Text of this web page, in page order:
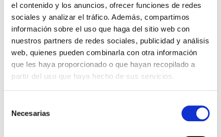
el contenido y los anuncios, ofrecer funciones de redes
sociales y analizar el tráfico. Además, compartimos
información sobre el uso que haga del sitio web con
nuestros partners de redes sociales, publicidad y análisis
web, quienes pueden combinarla con otra información
que les haya proporcionado o que hayan recopilado a
partir del uso que haya hecho de sus servicios.
Necesarias
BUFANDA REAL ZARAGOZA AZUL 15,00 €
BANDERÍN GRANDE REAL
ZARAGOZA
17,99 €